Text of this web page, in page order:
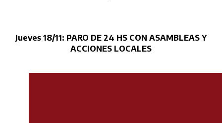
Jueves 18/11: PARO DE 24 HS CON ASAMBLEAS Y
ACCIONES LOCALES